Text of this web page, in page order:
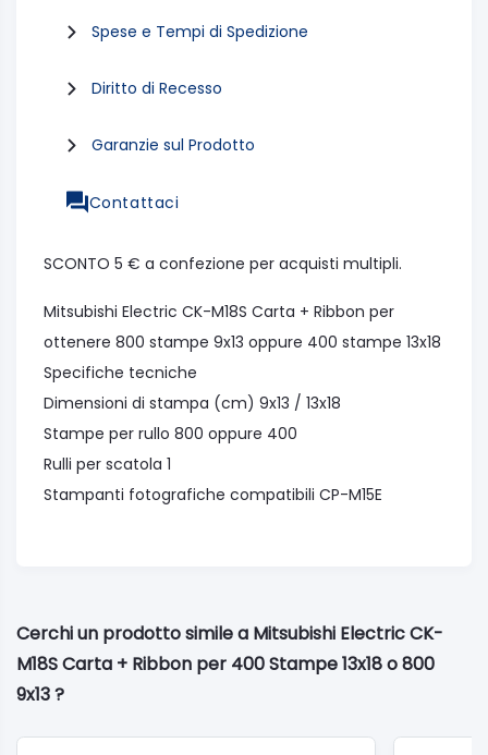
Spese e Tempi di Spedizione
Diritto di Recesso
Garanzie sul Prodotto
Contattaci
SCONTO 5 € a confezione per acquisti multipli.
Mitsubishi Electric CK-M18S Carta + Ribbon per
ottenere 800 stampe 9x13 oppure 400 stampe 13x18
Specifiche tecniche
Dimensioni di stampa (cm) 9x13 / 13x18
Stampe per rullo 800 oppure 400
Rulli per scatola 1
Stampanti fotografiche compatibili CP-M15E
Cerchi un prodotto simile a Mitsubishi Electric CK-
M18S Carta + Ribbon per 400 Stampe 13x18 o 800
9x13 ?